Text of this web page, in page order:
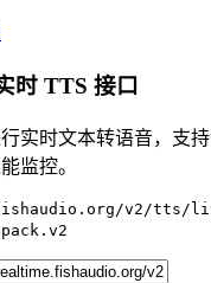
时 TTS 接口
行实时文本转语音，支
监控。
v2/tts/